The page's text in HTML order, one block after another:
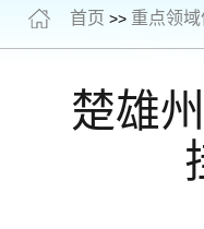
首页 >> 重点领
楚雄